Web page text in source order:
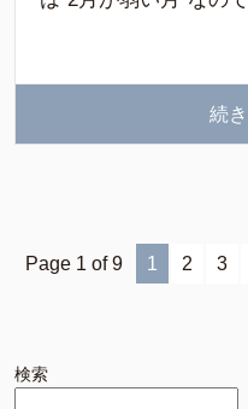
続
Page 1 of 9 1 2 3
検索